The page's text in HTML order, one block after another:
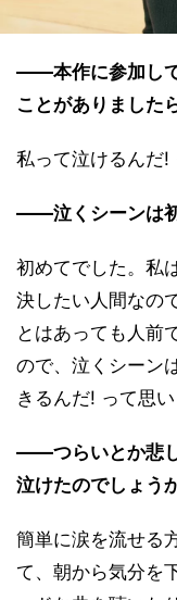
――本作に参加し
ことがありました
私って泣けるんだ!
――泣くシーンは
初めてでした。私
決したい人間なの
とはあっても人前
ので、泣くシーン
きるんだ! って思い
――つらいとか悲
泣けたのでしょうか
簡単に涙を流せる
て、朝から気分を